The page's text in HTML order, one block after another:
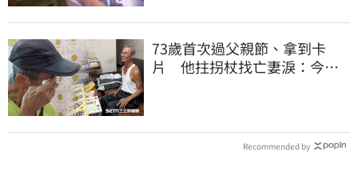
73歲首次過父親節、拿到卡
片 他拄拐杖找亡妻淚：今天
Recommended by